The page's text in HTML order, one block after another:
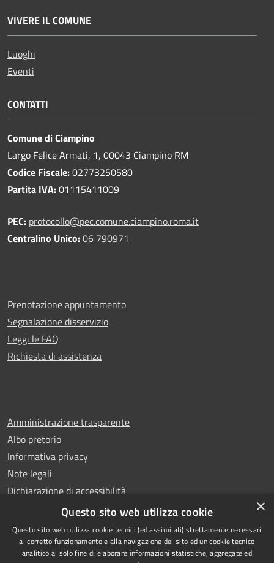
VIVERE IL COMUNE
Luoghi
Eventi
CONTATTI
Comune di Ciampino
Largo Felice Armati, 1, 00043 Ciampino RM
Codice Fiscale:02773250580
Partita IVA:01115411009
PEC: protocollo@pec.comune.ciampino.roma.it
Centralino Unico:06 790971
Prenotazione appuntamento
Segnalazione disservizio
Leggi le FAQ
Richiesta di assistenza
Amministrazione trasparente
Albo pretorio
Informativa privacy
Note legali
Dichiarazione di accessibilità
Whistleblowing
×
Questo sito web utilizza cookie
Questo sito web utilizza cookie tecnici (ed assimilati) strettamente necessari
al corretto funzionamento e alla navigazione del sito ed un cookie tecnico
analitico al solo fine di elaborare informazioni statistiche, aggregate ed